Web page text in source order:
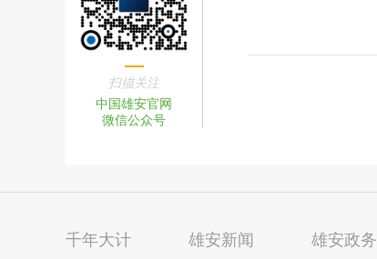
扫描关注
中国雄安官网
微信公众号
千年大计 雄安新闻 雄安政务